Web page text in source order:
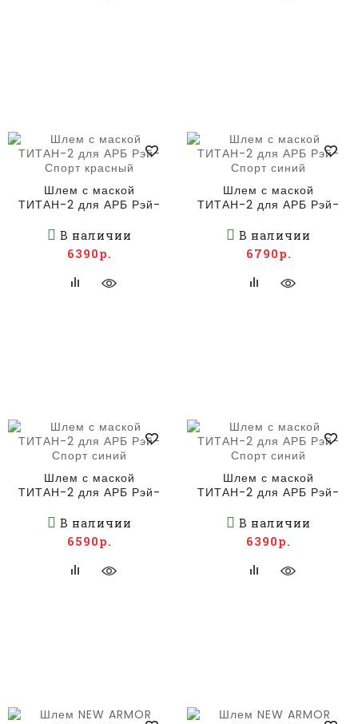
Шлем с маской
ТИТАН-2 для АРБ Рэй-
В наличии
6390р.
Шлем с маской
ТИТАН-2 для АРБ Рэй-
В наличии
6790р.
Шлем с маской
ТИТАН-2 для АРБ Рэй-
В наличии
6590р.
Шлем с маской
ТИТАН-2 для АРБ Рэй-
В наличии
6390р.